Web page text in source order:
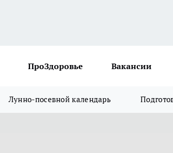
ПроЗдоровье Вакансии
Лунно-посевной календарь